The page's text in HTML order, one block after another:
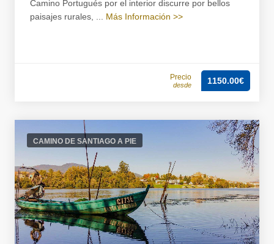
Camino Portugués por el interior discurre por bellos
paisajes rurales, ... Más Información >>
Precio
desde 1150.00€
CAMINO DE SANTIAGO A PIE